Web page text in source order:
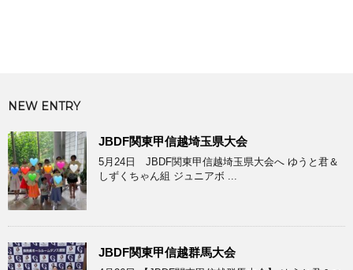
NEW ENTRY
JBDF関東甲信越埼玉県大会
5月24日 JBDF関東甲信越埼玉県大会へ ゆうと君＆
しずくちゃん組 ジュニアボ ...
JBDF関東甲信越群馬大会